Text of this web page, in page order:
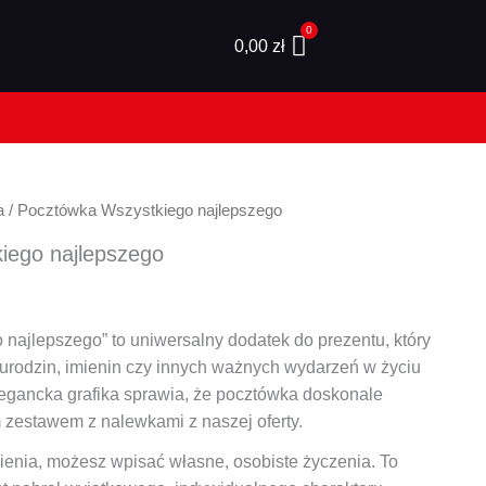
0,00 zł
/ Pocztówka Wszystkiego najlepszego
najlepszego
najlepszego” to uniwersalny dodatek do prezentu, który
imienin czy innych ważnych wydarzeń w życiu
grafika sprawia, że pocztówka doskonale
z nalewkami z naszej oferty.
możesz wpisać własne, osobiste życzenia. To